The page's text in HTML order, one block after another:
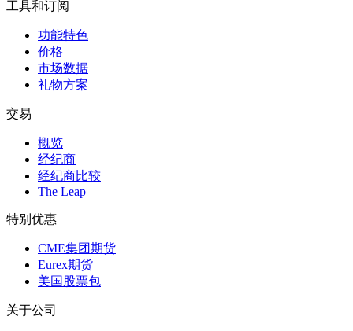
工具和订阅
功能特色
价格
市场数据
礼物方案
交易
概览
经纪商
经纪商比较
The Leap
特别优惠
CME集团期货
Eurex期货
美国股票包
关于公司